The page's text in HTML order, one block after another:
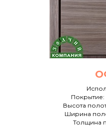
Высота
Ширина
Толщина